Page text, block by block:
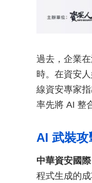
過去，企業
時。在資安
線資安專家
率先將 AI 整
AI 武裝攻
中華資安國
程式生成的